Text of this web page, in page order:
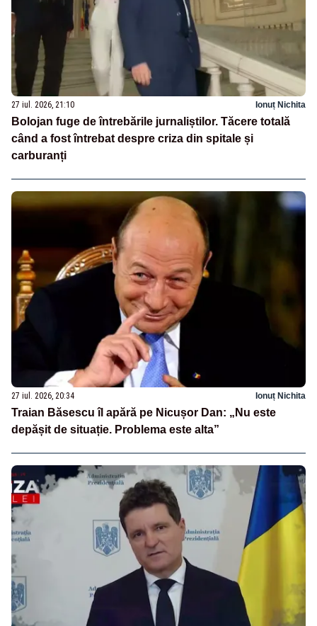
27 iul. 2026, 21:10 Ionuț Nichita
Bolojan fuge de întrebările jurnaliștilor. Tăcere totală
când a fost întrebat despre criza din spitale și
carburanți
27 iul. 2026, 20:34 Ionuț Nichita
Traian Băsescu îl apără pe Nicușor Dan: „Nu este
depășit de situație. Problema este alta”